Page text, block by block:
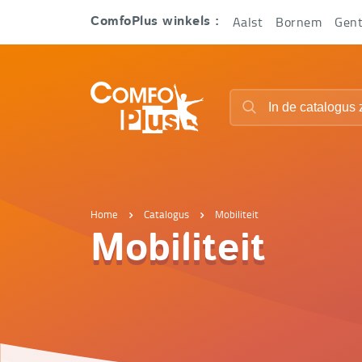
Home Catalogus Mobiliteit
Mobiliteit
ComfoPlus winkels : Aalst Bornem Gent
ComfoPlus
Homepagina
Zoeken
Zoeken